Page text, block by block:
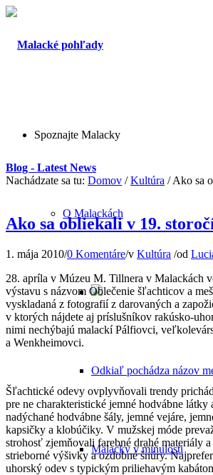
Spoznajte Malacky
O Malackách
Odkiaľ pochádza názov
Malacky v minulosti
Blog - Latest News
Nachádzate sa tu: Domov / Kultúra / Ako sa
Ako sa obliekali v 19.
1. mája 2010/0 Komentáre/v Kultúra /od
28. apríla v Múzeu M. Tillnera v Malackách
výstavu s názvom Oblečenie šľachticov a
vyskladaná z fotografií z darovaných a
v ktorých nájdete aj príslušníkov rakúsko-
nimi nechýbajú malackí Pálfiovci,
a Wenkheimovci.
Šľachtické odevy ovplyvňovali trendy
pre ne charakteristické jemné hodvábne
nadýchané hodvábne šály, jemné vejáre,
kapsičky a klobúčiky. V mužskej móde
strohosť zjemňovali farebné drahé materiály a
strieborné výšivky a ozdobné šnúry.
uhorský odev s typickým priliehavým